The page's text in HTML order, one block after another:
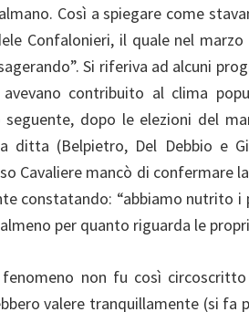
Così a spiegare come
Confalonieri, il quale nel
Si riferiva ad alcuni
contribuito al clima
seguente, dopo le elezioni del
ditta (Belpietro, Del Debbio e
Cavaliere mancò di confermare
constatando: “abbiamo nutrito i
per quanto riguarda le
non fu così
valere tranquillamente (si fa